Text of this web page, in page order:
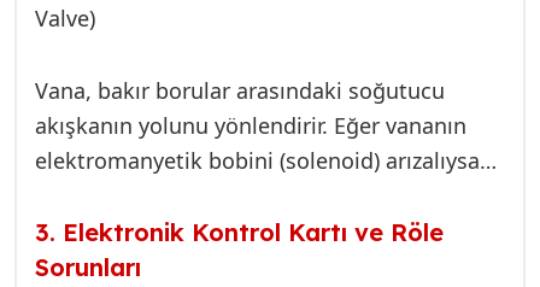
enerjilenmesi ve içerideki pistonun pozisyon
Valve)
Vana, bakır borular arasındaki soğutucu
akışkanın yolunu yönlendirir. Eğer vananın
elektromanyetik bobini (solenoid) arızalıysa
ısıtma emrini almasına rağmen akışı tersine
çeviremez. Genellikle bu durumda cihaz
3. Elektronik Kontrol Kartı ve Röle
Sorunları